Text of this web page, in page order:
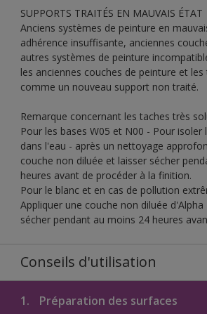
SUPPORTS TRAITÉS EN MAUVAIS ÉTAT
Anciens systèmes de peinture en
adhérence insuffisante, anciennes
autres systèmes de peinture
les anciennes couches de peinture et
comme un nouveau support non traité.
Remarque concernant les taches très
Pour les bases W05 et N00 - Pour isoler
dans l'eau - après un nettoyage
couche non diluée et laisser sécher
heures avant de procéder à la finition.
Pour le blanc et en cas de pollution
Appliquer une couche non diluée d'Alpha
sécher pendant au moins 24 heures
Conseils d'utilisation
1. Préparation des surfaces